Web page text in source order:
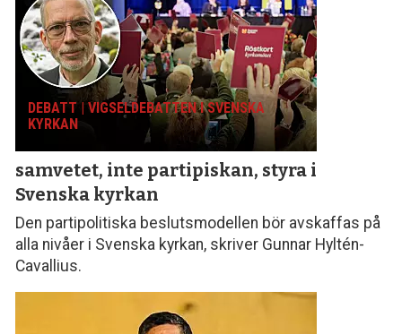
DEBATT | VIGSELDEBATTEN I SVENSKA
KYRKAN
samvetet, inte parti­piskan, styra i
Svenska kyrkan
Den partipolitiska beslutsmodellen bör avskaffas på
alla nivåer i Svenska kyrkan, skriver Gunnar Hyltén-
Cavallius.